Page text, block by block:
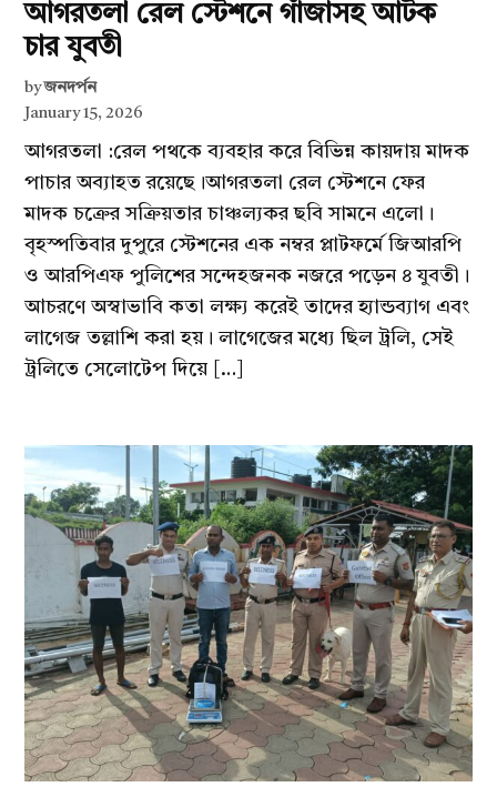
আগরতলা রেল স্টেশনে গাঁজাসহ আটক
চার যুবতী
by জনদর্পন
January 15, 2026
আগরতলা :রেল পথকে ব্যবহার করে বিভিন্ন কায়দায় মাদক
পাচার অব্যাহত রয়েছে।আগরতলা রেল স্টেশনে ফের
মাদক চক্রের সক্রিয়তার চাঞ্চল্যকর ছবি সামনে এলো।
বৃহস্পতিবার দুপুরে স্টেশনের এক নম্বর প্লাটফর্মে জিআরপি
ও আরপিএফ পুলিশের সন্দেহজনক নজরে পড়েন ৪ যুবতী।
আচরণে অস্বাভাবি কতা লক্ষ্য করেই তাদের হ্যান্ডব্যাগ এবং
লাগেজ তল্লাশি করা হয়। লাগেজের মধ্যে ছিল ট্রলি, সেই
ট্রলিতে সেলোটেপ দিয়ে […]